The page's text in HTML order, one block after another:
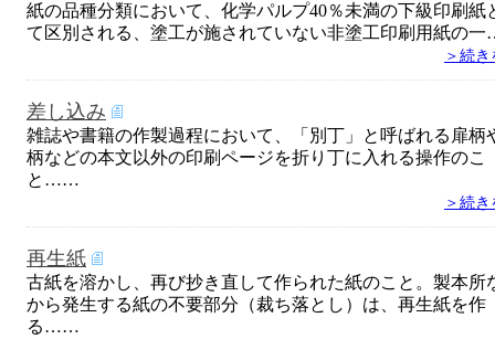
紙の品種分類において、化学パルプ40％未満の下級印刷紙
て区別される、塗工が施されていない非塗工印刷用紙の
＞続
差し込み
雑誌や書籍の作製過程において、「別丁」と呼ばれる扉柄
柄などの本文以外の印刷ページを折り丁に入れる操作のこ
と……
＞続
再生紙
古紙を溶かし、再び抄き直して作られた紙のこと。製本所
から発生する紙の不要部分（裁ち落とし）は、再生紙を作
る……